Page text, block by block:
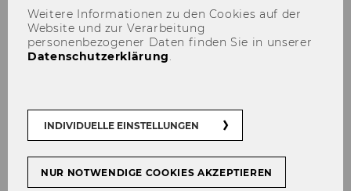
Kontakt
rich­ten Sie An­fra­gen per Ser­vi­ce­desk an uns:
Weitere Informationen zu den Cookies auf der
Website und zur Verarbeitung
personenbezogener Daten finden Sie in unserer
Datenschutzerklärung.
INDIVIDUELLE EINSTELLUNGEN
NUR NOTWENDIGE COOKIES AKZEPTIEREN